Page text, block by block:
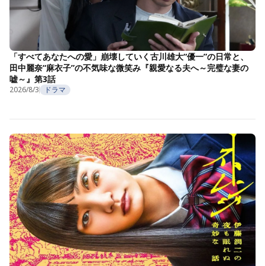
「すべてあなたへの愛」崩壊していく古川雄大“優一”の日常と、
田中麗奈“麻衣子”の不気味な微笑み『親愛なる夫へ～完璧な妻の
嘘～』第3話
2026/8/3 ドラマ